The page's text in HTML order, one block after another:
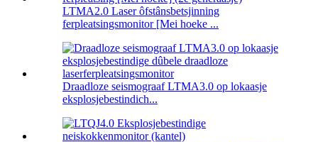
LTMA2.0 Laser ôfstânsbetsjinning
ferpleatsingsmonitor [Mei hoeke ...
Draadloze seismograaf LTMA3.0 op lokaasje
eksplosjebestindich...